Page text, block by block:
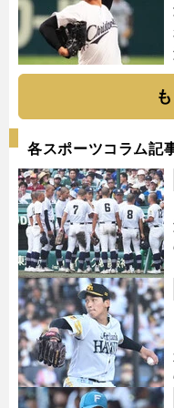
各スポーツコラム記